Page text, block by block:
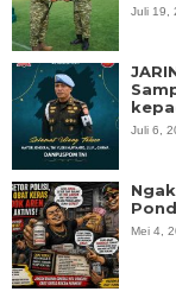
Juli 19,
Juli 6,
Mei 4,